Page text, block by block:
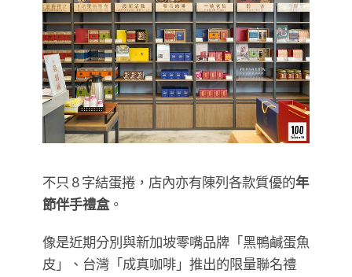
不只 8 字結蛋捲，店內亦有陳列各款質優的年
節伴手禮盒。
像是近期分別與新加坡零嘴品牌「黑鴨鹹蛋魚
皮」、台灣「成真咖啡」推出的限量聯名禮